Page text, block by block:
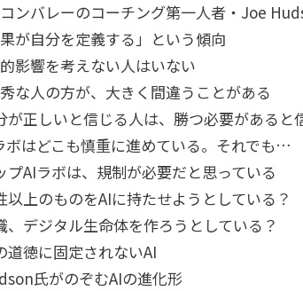
ンバレーのコーチング第一人者・Joe
果が自分を定義する」という傾向
影響を考えない人はいない
な人の方が、大きく間違うことがある
が正しいと信じる人は、勝つ必要があると
ボはどこも慎重に進めている。それでも…
プAIラボは、規制が必要だと思っている
以上のものをAIに持たせようとしている？
、デジタル生命体を作ろうとしている？
道徳に固定されないAI
氏がのぞむAIの進化形